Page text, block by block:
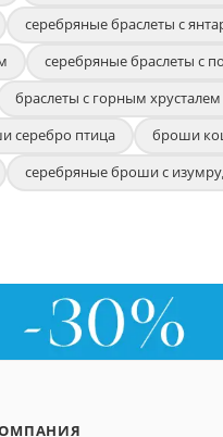
серебряные браслеты с
серебряные браслеты с
браслеты с горным
серебро птица броши
серебряные броши с